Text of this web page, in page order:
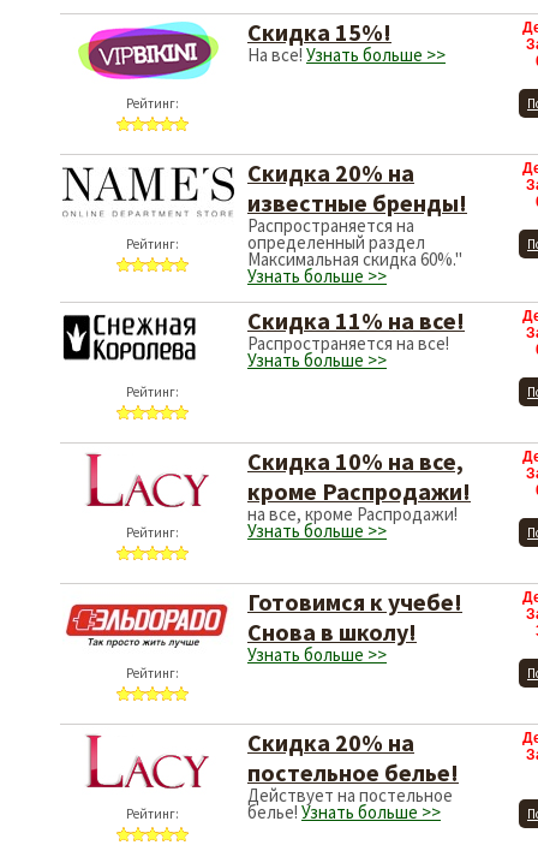
Рейтинг:
Скидка 15%!
На все! Узнать больше >>
Рейтинг:
Скидка 20% на
известные бренды!
Распространяется на
определенный раздел
Максимальная скидка 60%."
Узнать больше >>
Рейтинг:
Скидка 11% на все!
Распространяется на все!
Узнать больше >>
Рейтинг:
Скидка 10% на все,
кроме Распродажи!
на все, кроме Распродажи!
Узнать больше >>
Рейтинг:
Готовимся к учебе!
Снова в школу!
Узнать больше >>
Рейтинг:
Скидка 20% на
постельное белье!
Действует на постельное
белье! Узнать больше >>